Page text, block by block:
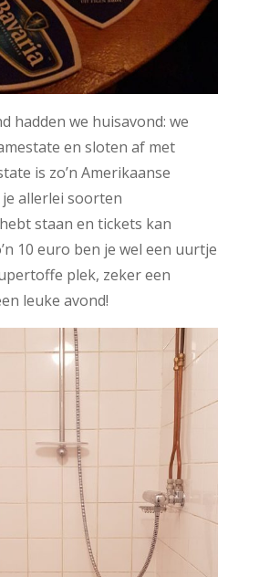
hadden we huisavond: we
en sloten af met
is zo’n Amerikaanse
allerlei soorten
staan en tickets kan
10 euro ben je wel een uurtje
plek, zeker een
leuke avond!